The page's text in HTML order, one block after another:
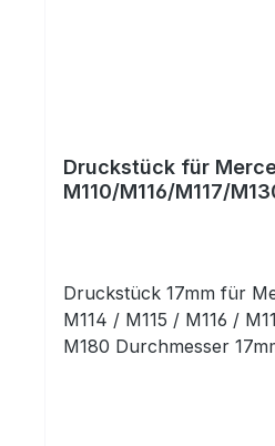
Druckstück für
M110/M116/M117/
Druckstück 17mm für
M114 / M115 / M116 /
M180 Durchmesser